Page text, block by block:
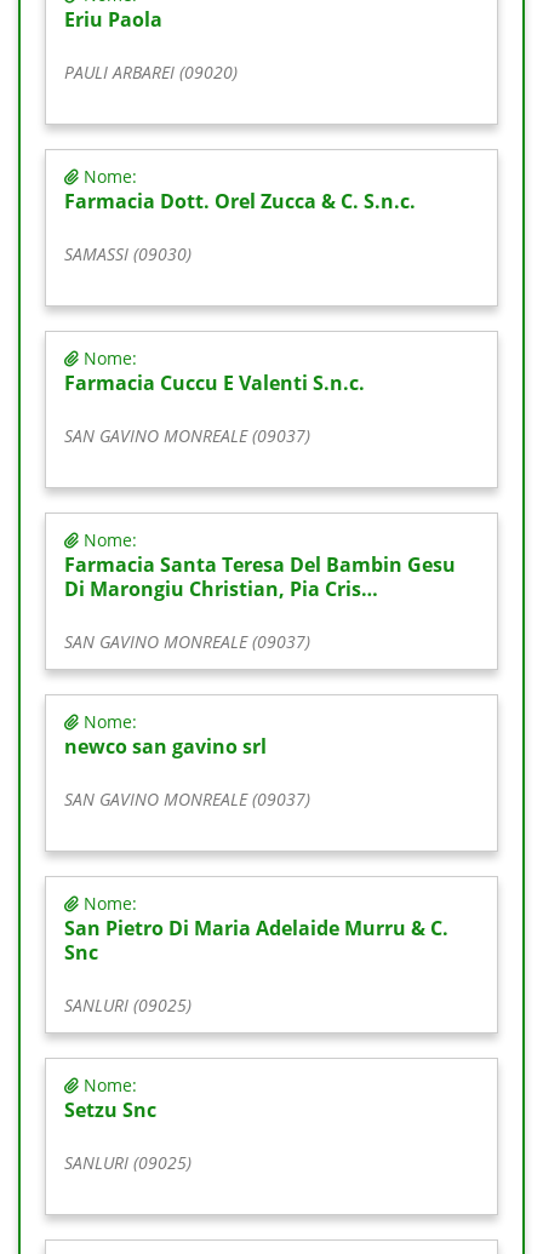
Eriu Paola
PAULI ARBAREI (09020)
Nome:
Farmacia Dott. Orel Zucca & C. S.n.c.
SAMASSI (09030)
Nome:
Farmacia Cuccu E Valenti S.n.c.
SAN GAVINO MONREALE (09037)
Nome:
Farmacia Santa Teresa Del Bambin Gesu
Di Marongiu Christian, Pia Cris…
SAN GAVINO MONREALE (09037)
Nome:
newco san gavino srl
SAN GAVINO MONREALE (09037)
Nome:
San Pietro Di Maria Adelaide Murru & C.
Snc
SANLURI (09025)
Nome:
Setzu Snc
SANLURI (09025)